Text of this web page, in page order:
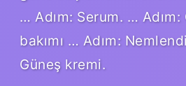
… Adım: Serum. …
bakımı … Adım:
Güneş kremi.